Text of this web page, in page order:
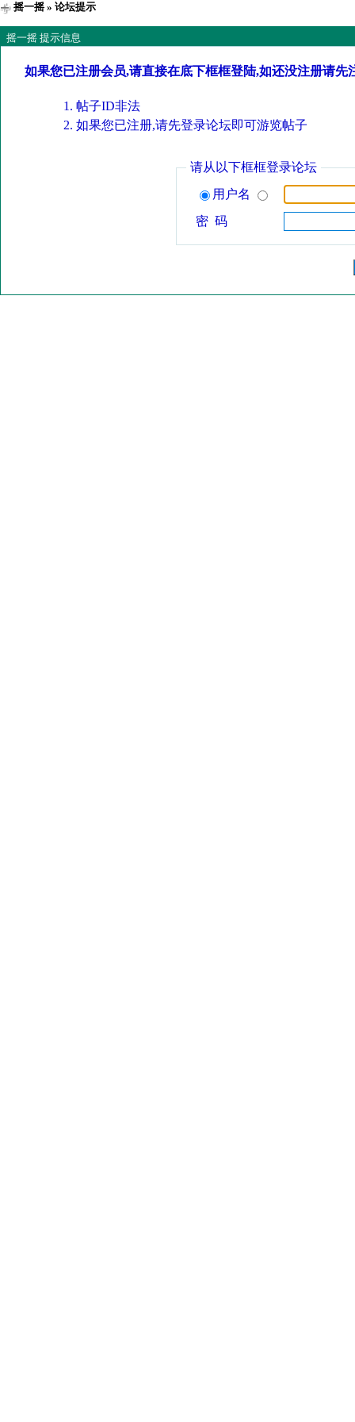
摇一摇» 论坛提示
摇一摇 提示信息
如果您已注册会员,请直接在底下框框登陆,如还没注册请先
帖子ID非法
如果您已注册,请先登录论坛即可游览帖子
请从以下框框登录论坛
用户名
密 码